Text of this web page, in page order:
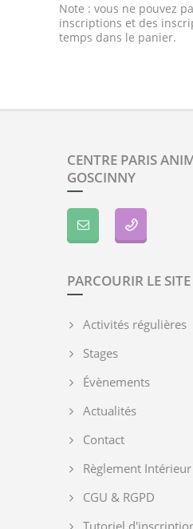
Note : vous ne pouvez
inscriptions et des
temps dans le panier.
CENTRE PARIS
GOSCINNY
PARCOURIR LE SITE
Activités régulières
Stages
Évènements
Actualités
Contact
Règlement Intérieur
CGU & RGPD
Tutoriel